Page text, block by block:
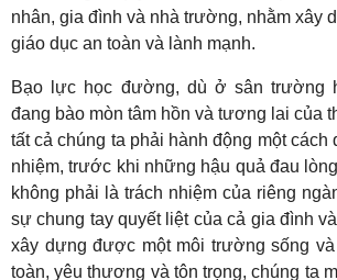
nhân, gia đình và nhà trường, nhằm xây
giáo dục an toàn và lành mạnh.
Bạo lực học đường, dù ở sân trường
đang bào mòn tâm hồn và tương lai của
tất cả chúng ta phải hành động một cách
nhiệm, trước khi những hậu quả đau
không phải là trách nhiệm của riêng
sự chung tay quyết liệt của cả gia đình
xây dựng được một môi trường sống
toàn, yêu thương và tôn trọng, chúng ta